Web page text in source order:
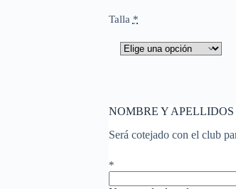
Talla *
NOMBRE Y APELLIDOS
Será cotejado con el club
*